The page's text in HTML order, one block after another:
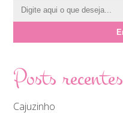
Posts recentes
Cajuzinho